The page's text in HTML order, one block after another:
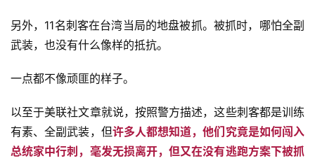
另外，11名刺客在台湾当局的地盘被抓。被抓时，哪怕全副
武装，也没有什么像样的抵抗。
一点都不像顽匪的样子。
以至于美联社文章就说，按照警方描述，这些刺客都是训练
有素、全副武装，但许多人都想知道，他们究竟是如何闯入
总统家中行刺，毫发无损离开，但又在没有逃跑方案下被抓